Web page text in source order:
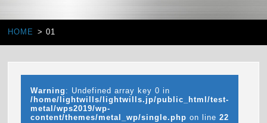
HOME 01
Warning : Undefined array key 0 in
/home/lightwills/lightwills.jp/public_html/test-
metal/wps2019/wp-
content/themes/metal_wp/single.php on line 22